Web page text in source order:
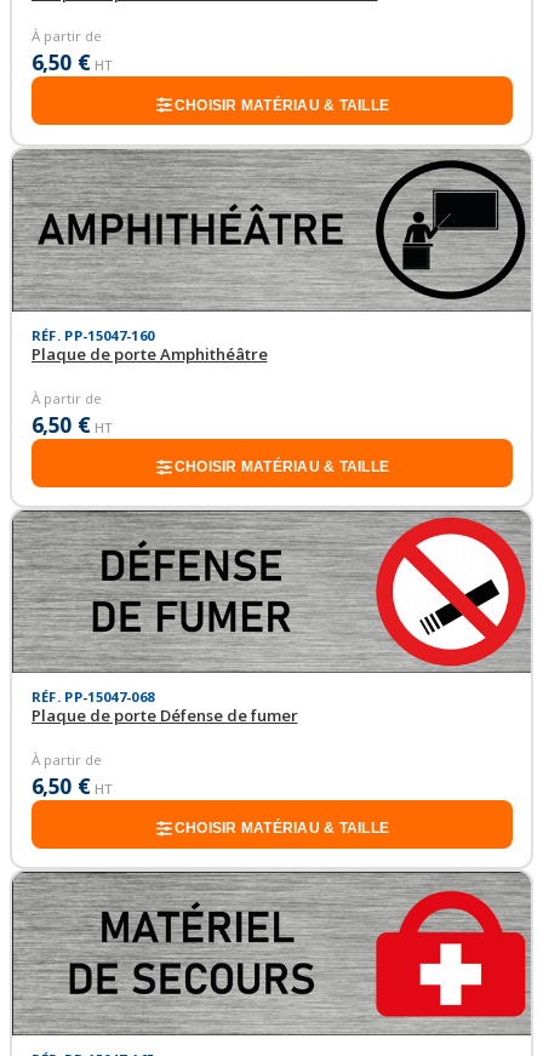
À partir de
6,50 € HT
CHOISIR MATÉRIAU & TAILLE
RÉF. PP-15047-160
Plaque de porte Amphithéâtre
À partir de
6,50 € HT
CHOISIR MATÉRIAU & TAILLE
RÉF. PP-15047-068
Plaque de porte Défense de fumer
À partir de
6,50 € HT
CHOISIR MATÉRIAU & TAILLE